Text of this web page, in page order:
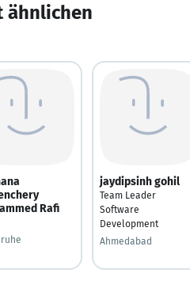
ähnlichen
Rafi
jaydipsinh gohil
Team Leader
Software
Development
Ahmedabad